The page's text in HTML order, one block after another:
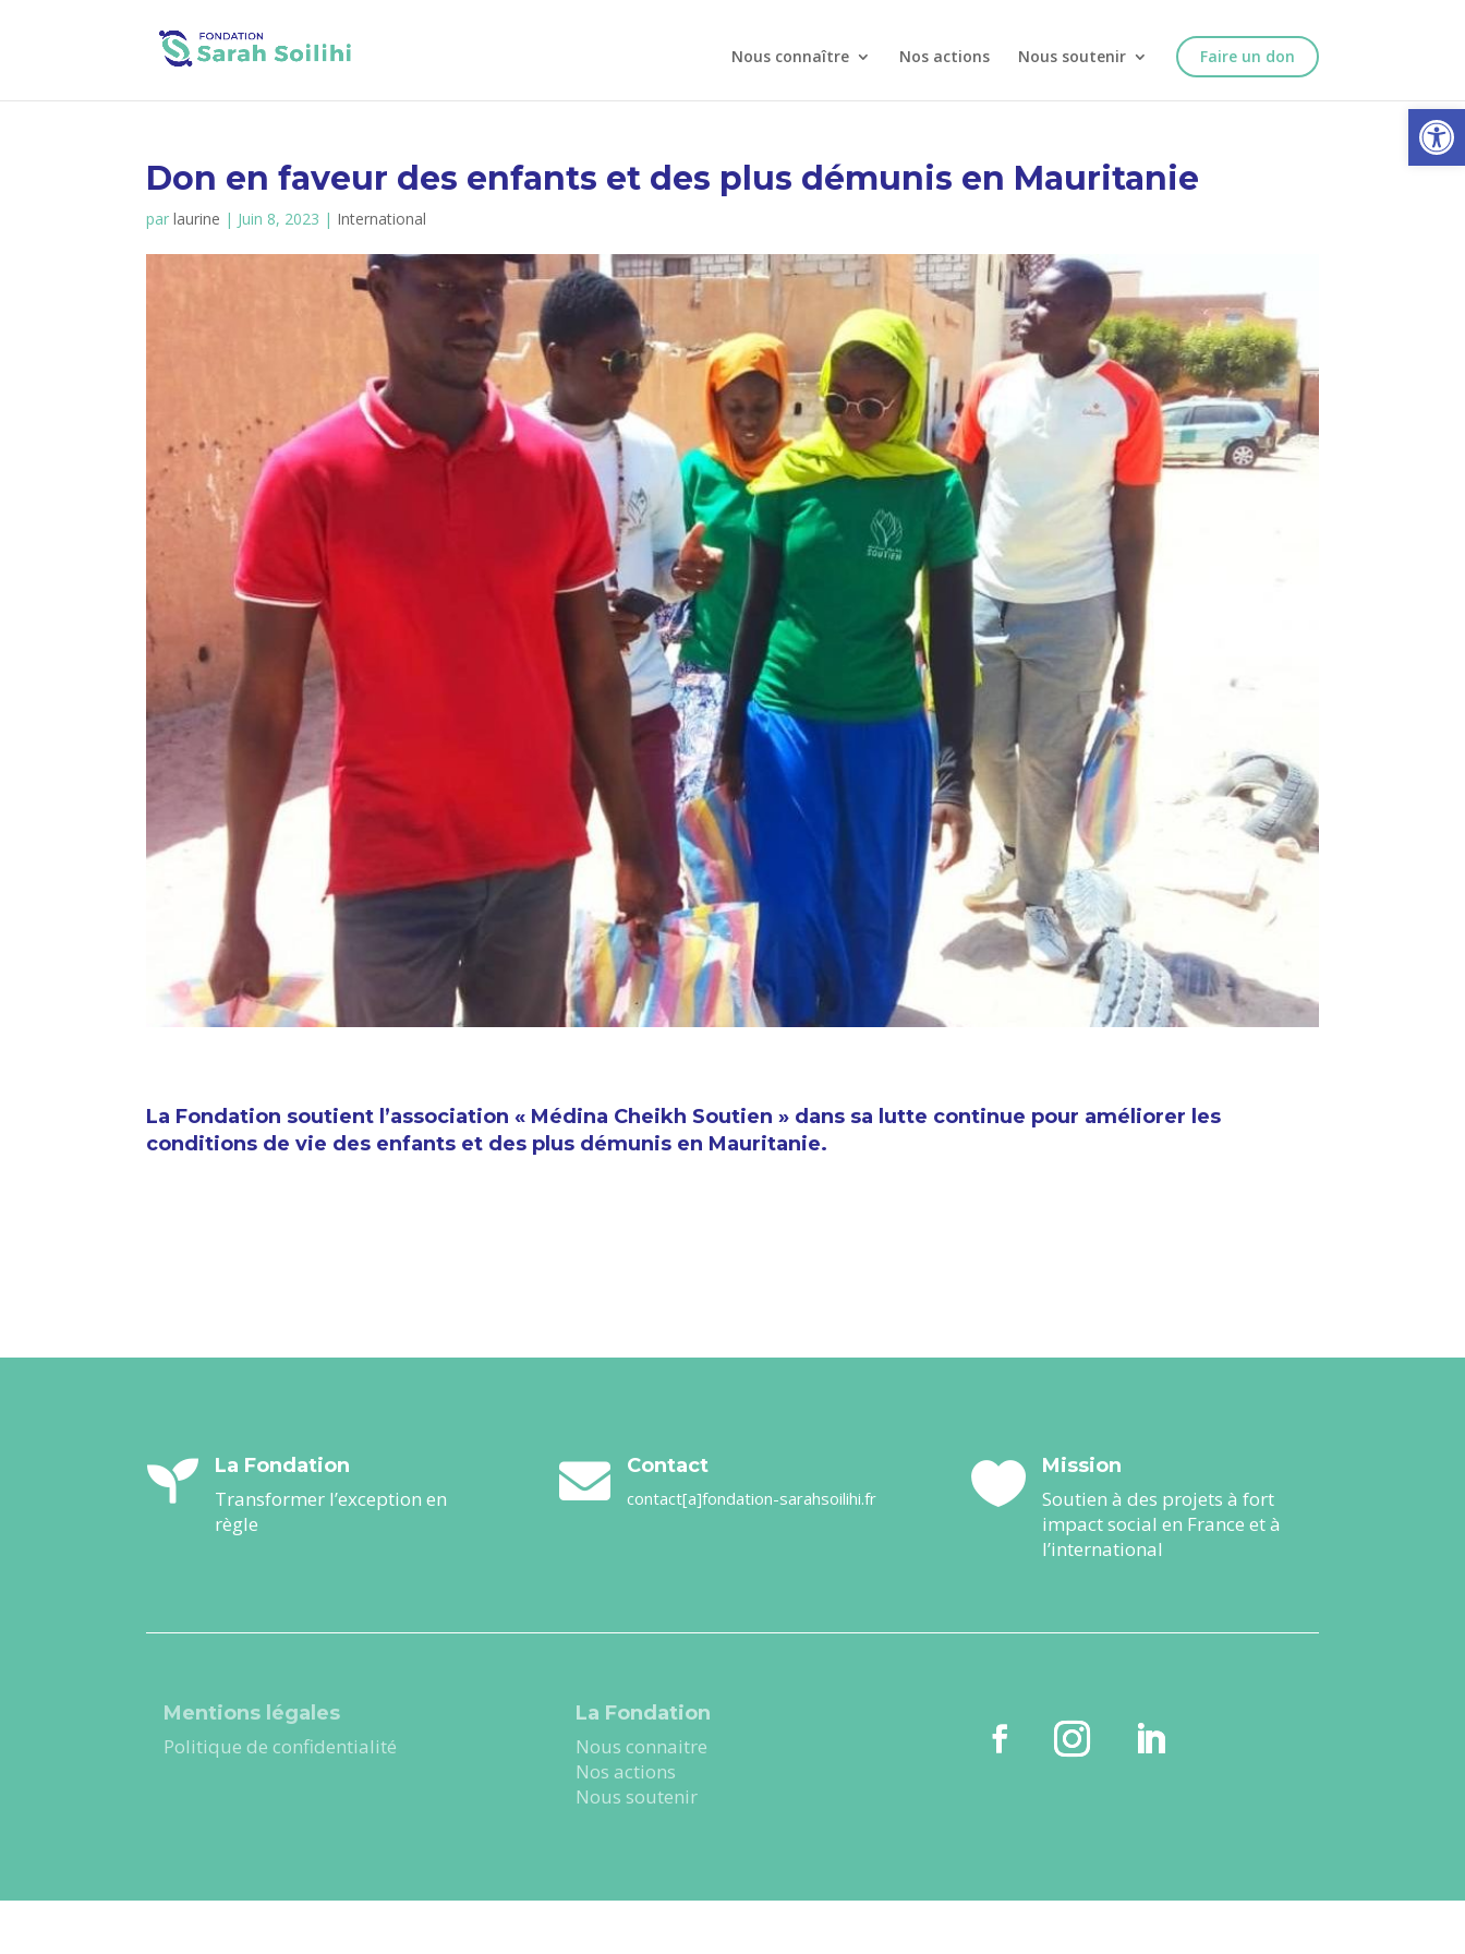
Ouvrir
Nous connaître Nos actions Nous soutenir Faire un don
Don en faveur des enfants et des plus démunis en Mauritanie
parlaurine | Juin 8, 2023 | International
La Fondation soutient l’association « Médina Cheikh Soutien » dans sa lutte continue pour améliorer les
conditions de vie des enfants et des plus démunis en Mauritanie.
 La Fondation
Transformer l’exception en
règle
 Contact
contact[a]fondation-sarahsoilihi.fr  Mission
Soutien à des projets à fort
impact social en France et à
l’international
Mentions légales
Politique de confidentialité
La Fondation
Nous connaitre
Nos actions
Nous soutenir